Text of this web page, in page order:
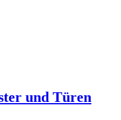
und Türen